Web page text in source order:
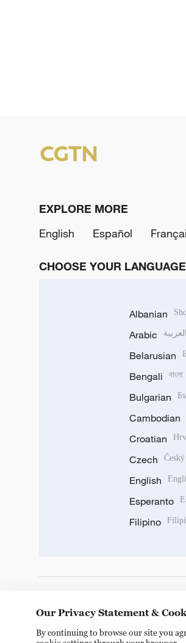
EXPLORE MORE
English
Español
CHOOSE YOUR LANGUAGE
Albanian
Arabic العربية
Belarusian
Bengali বাংলা
Bulgarian
Cambodian
Croatian
Czech Český
English
Esperanto
Filipino
Our Privacy Statement &
By continuing to browse our site you